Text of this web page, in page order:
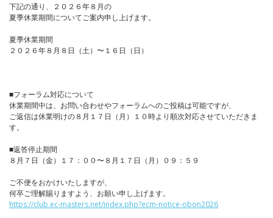
下記の通り、２０２６年８月の
夏季休業期間についてご案内申し上げます。
夏季休業期間
２０２６年８月８日（土）〜１６日（日）
■フォーラム対応について
休業期間中は、お問い合わせやフォーラムへのご投稿は可能ですが、
ご返信は休業明けの８月１７日（月）１０時より順次対応させていただきま
す。
■返答停止期間
８月７日（金）１７：００〜８月１７日（月）０９：５９
ご不便をおかけいたしますが、
何卒ご理解賜りますよう、お願い申し上げます。
https://club.ec-masters.net/index.php?ecm-notice-obon2026